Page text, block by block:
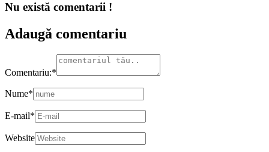
Nu există comentarii !
Adaugă comentariu
Comentariu:*
Nume*
E-mail*
Website